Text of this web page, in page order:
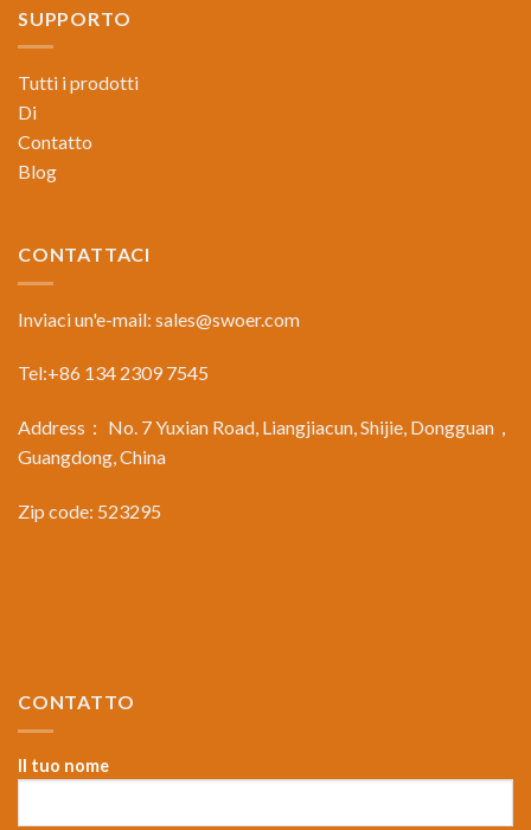
SUPPORTO
Tutti i prodotti
Di
Contatto
Blog
CONTATTACI
Inviaci un'e-mail: sales@swoer.com
Tel:+86 134 2309 7545
Address： No. 7 Yuxian Road, Liangjiacun, Shijie, Dongguan，
Guangdong, China
Zip code: 523295
CONTATTO
Il tuo nome